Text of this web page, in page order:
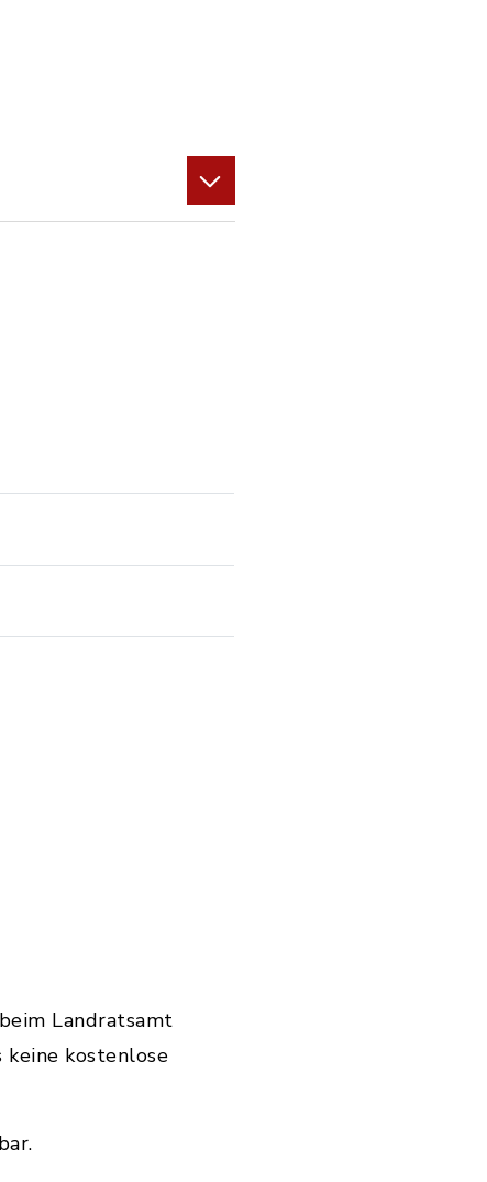
Landratsamt
kostenlose